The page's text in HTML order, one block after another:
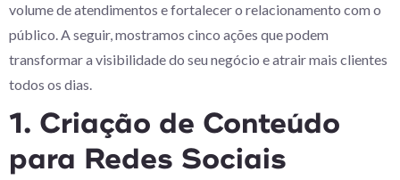
volume de atendimentos e fortalecer o relacionamento com o
público. A seguir, mostramos cinco ações que podem
transformar a visibilidade do seu negócio e atrair mais clientes
todos os dias.
1. Criação de Conteúdo
para Redes Sociais